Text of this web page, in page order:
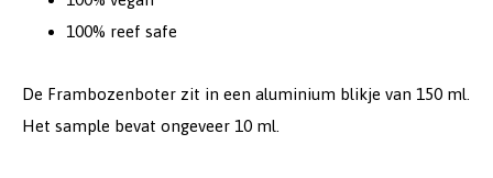
100% reef safe
De Frambozenboter zit in een aluminium blikje van 150 ml.
Het sample bevat ongeveer 10 ml.